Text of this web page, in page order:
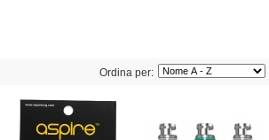
Ordina per: